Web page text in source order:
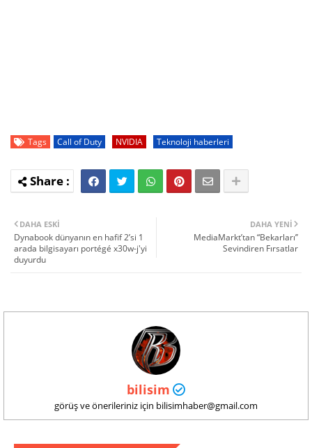
Tags Call of Duty NVIDIA Teknoloji haberleri
DAHA YENI
MediaMarkt’tan “Bekarları’’
Sevindiren Fırsatlar
DAHA ESKI
Dynabook dünyanın en hafif 2’si 1
arada bilgisayarı portégé x30w-j'yi
duyurdu
bilisim
görüş ve önerileriniz için bilisimhaber@gmail.com